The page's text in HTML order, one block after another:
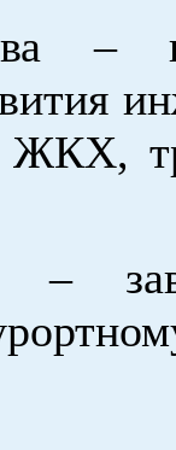
–
ЖКХ,
–